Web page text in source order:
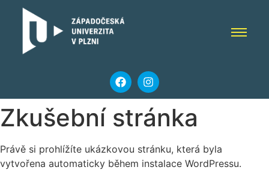
Zkušební stránka
Právě si prohlížíte ukázkovou stránku, která byla
vytvořena automaticky během instalace WordPressu.